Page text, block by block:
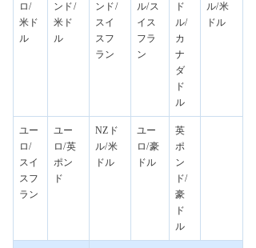
ロ/
米ド
ル
ンド/
米ド
ル
ンド/
スイ
スフ
ラン
ル/ス
イス
フラ
ン
ド
ル/
カ
ナ
ダ
ド
ル
ル/米
ドル
ユー
ロ/
スイ
スフ
ラン
ユー
ロ/英
ポン
ド
NZド
ル/米
ドル
ユー
ロ/豪
ドル
英
ポ
ン
ド/
豪
ド
ル